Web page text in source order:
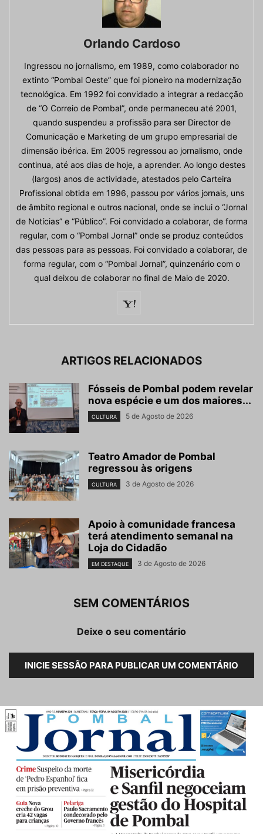
Orlando Cardoso
Ingressou no jornalismo, em 1989, como colaborador no
extinto “Pombal Oeste” que foi pioneiro na modernização
tecnológica. Em 1992 foi convidado a integrar a redacção
de “O Correio de Pombal”, onde permaneceu até 2001,
quando suspendeu a profissão para ser Director de
Comunicação e Marketing de um grupo empresarial de
dimensão ibérica. Em 2005 regressou ao jornalismo, onde
continua, até aos dias de hoje, a aprender. Ao longo destes
(largos) anos de actividade, atestados pelo Carteira
Profissional obtida em 1996, passou por vários jornais, uns
de âmbito regional e outros nacional, onde se inclui o “Jornal
de Notícias” e “Público”. Foi convidado a colaborar, de forma
regular, com o “Pombal Jornal” onde se produz conteúdos
das pessoas para as pessoas. Foi convidado a colaborar, de
forma regular, com o “Pombal Jornal”, quinzenário com o
qual deixou de colaborar no final de Maio de 2020.
ARTIGOS RELACIONADOS
Fósseis de Pombal podem revelar
nova espécie e um dos maiores...
CULTURA 5 de Agosto de 2026
Teatro Amador de Pombal
regressou às origens
CULTURA 3 de Agosto de 2026
Apoio à comunidade francesa
terá atendimento semanal na
Loja do Cidadão
EM DESTAQUE 3 de Agosto de 2026
SEM COMENTÁRIOS
Deixe o seu comentário
INICIE SESSÃO PARA PUBLICAR UM COMENTÁRIO